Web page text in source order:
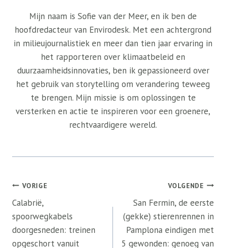
Mijn naam is Sofie van der Meer, en ik ben de
hoofdredacteur van Envirodesk. Met een achtergrond
in milieujournalistiek en meer dan tien jaar ervaring in
het rapporteren over klimaatbeleid en
duurzaamheidsinnovaties, ben ik gepassioneerd over
het gebruik van storytelling om verandering teweeg
te brengen. Mijn missie is om oplossingen te
versterken en actie te inspireren voor een groenere,
rechtvaardigere wereld.
Bericht
navigatie
VORIGE
Calabrië,
spoorwegkabels
doorgesneden: treinen
opgeschort vanuit
VOLGENDE
San Fermin, de eerste
(gekke) stierenrennen in
Pamplona eindigen met
5 gewonden: genoeg van